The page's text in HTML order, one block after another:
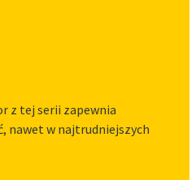
z tej serii zapewnia
nawet w najtrudniejszych